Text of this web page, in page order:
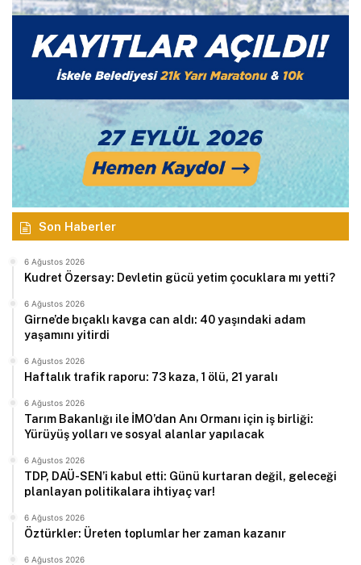
Son Haberler
6 Ağustos 2026
Kudret Özersay: Devletin gücü yetim çocuklara mı yetti?
6 Ağustos 2026
Girne’de bıçaklı kavga can aldı: 40 yaşındaki adam
yaşamını yitirdi
6 Ağustos 2026
Haftalık trafik raporu: 73 kaza, 1 ölü, 21 yaralı
6 Ağustos 2026
Tarım Bakanlığı ile İMO’dan Anı Ormanı için iş birliği:
Yürüyüş yolları ve sosyal alanlar yapılacak
6 Ağustos 2026
TDP, DAÜ-SEN’i kabul etti: Günü kurtaran değil, geleceği
planlayan politikalara ihtiyaç var!
6 Ağustos 2026
Öztürkler: Üreten toplumlar her zaman kazanır
6 Ağustos 2026